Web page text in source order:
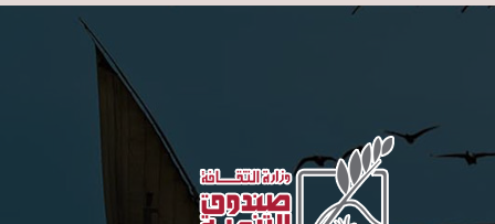
Skip to main content